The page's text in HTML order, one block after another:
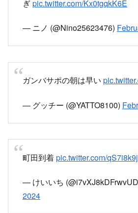
ぎpic.twitter.com/Kx0tgqkK6E
— ニノ (@Nino25623476)
ガンバサポの朝は早い
— グッチー (@YATTO8100)
町田到着pic.twitter.com/
— けいいち
2024